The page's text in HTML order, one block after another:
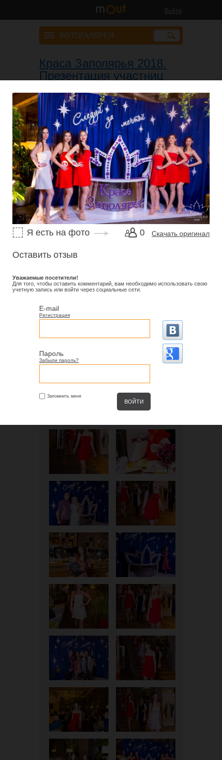
Войти
ФОТОГАЛЕРЕЯ
Краса Заполярья 2018.
Презентация участниц
12 февраля 2018
Скачать оригинал
0
Я есть на фото
Оставить отзыв
Уважаемые посетители!
Для того, чтобы оставить комментарий, вам необходимо использовать свою
учетную запись или войти через социальные сети.
E-mail
Регистрация
Пароль
Забыли пароль?
Запомнить меня